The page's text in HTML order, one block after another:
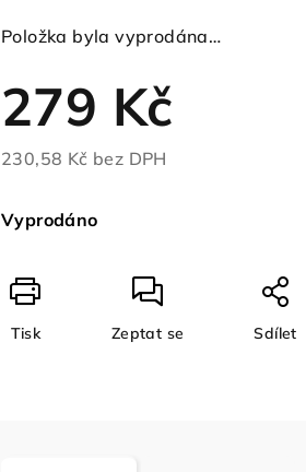
Položka byla vyprodána…
279 Kč
230,58 Kč bez DPH
cena:
Vyprodáno
Tisk Zeptat se Sdílet